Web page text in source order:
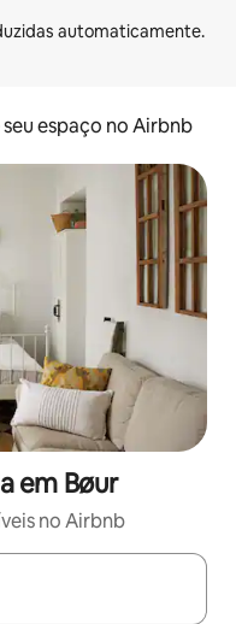
espaço no Airbnb
em Bøur
no Airbnb
explore-os